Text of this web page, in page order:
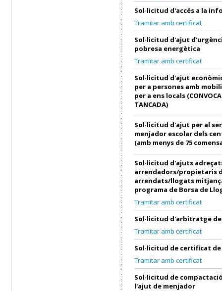
Sol·licitud d'accés a la
Tramitar amb certificat
Sol·licitud d'ajut
pobresa energètica
Tramitar amb certificat
Sol·licitud d'ajut
per a persones amb
per a ens locals
TANCADA)
Sol·licitud d'ajut per al
menjador escolar dels
(amb menys de 75
Sol·licitud d'ajuts
arrendadors/propietaris
arrendats/llogats
programa de Borsa de
Tramitar amb certificat
Sol·licitud d'arbitratge
Tramitar amb certificat
Sol·licitud de certificat
Tramitar amb certificat
Sol·licitud de
l'ajut de menjador